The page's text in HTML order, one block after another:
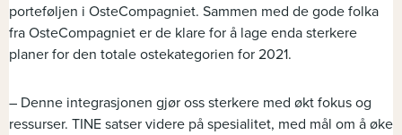
porteføljen i OsteCompagniet. Sammen med de gode folka
fra OsteCompagniet er de klare for å lage enda sterkere
planer for den totale ostekategorien for 2021.
– Denne integrasjonen gjør oss sterkere med økt fokus og
ressurser. TINE satser videre på spesialitet, med mål om å øke